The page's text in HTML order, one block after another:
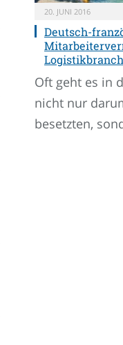
20. JUNI 2016
Deutsch-
Oft geht es in
nicht nur
besetzten,